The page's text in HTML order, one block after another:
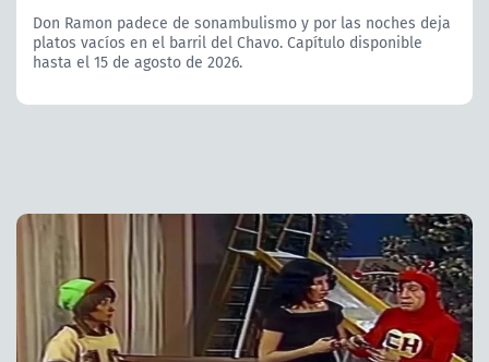
Don Ramon padece de sonambulismo y por las noches deja
platos vacíos en el barril del Chavo. Capítulo disponible
hasta el 15 de agosto de 2026.